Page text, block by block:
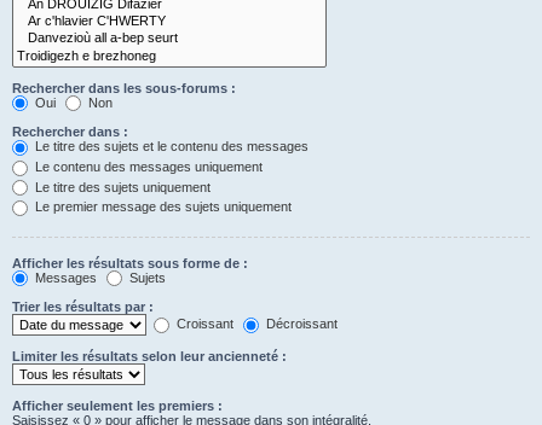
Rechercher dans les sous-forums :
Oui
Non
Rechercher dans :
Le titre des sujets et le contenu des messages
Le contenu des messages uniquement
Le titre des sujets uniquement
Le premier message des sujets uniquement
Afficher les résultats sous forme de :
Messages
Sujets
Trier les résultats par :
Croissant
Décroissant
Limiter les résultats selon leur ancienneté :
Afficher seulement les premiers :
Saisissez « 0 » pour afficher le message dans son intégralité.